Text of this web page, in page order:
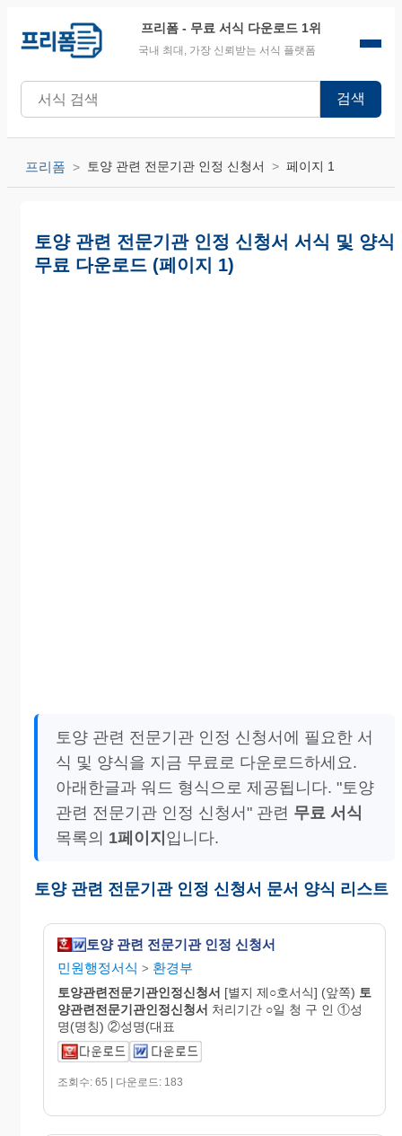
프리폼 - 무료 서식 다운로드 1위
국내 최대, 가장 신뢰받는 서식 플랫폼
검색
프리폼 토양 관련 전문기관 인정 신청서 페이지 1
토양 관련 전문기관 인정 신청서 서식 및 양식
무료 다운로드 (페이지 1)
토양 관련 전문기관 인정 신청서에 필요한 서
식 및 양식을 지금 무료로 다운로드하세요.
아래한글과 워드 형식으로 제공됩니다. "토양
관련 전문기관 인정 신청서" 관련 무료 서식
목록의 1페이지 입니다.
토양 관련 전문기관 인정 신청서 문서 양식 리스트
토양 관련 전문기관 인정 신청서
민원행정서식 > 환경부
토양관련전문기관인정신청서 [별지 제○호서식] (앞쪽) 토
양관련전문기관인정신청서 처리기간 ○일 청 구 인 ①성
명(명칭) ②성명(대표
조회수: 65 | 다운로드: 183